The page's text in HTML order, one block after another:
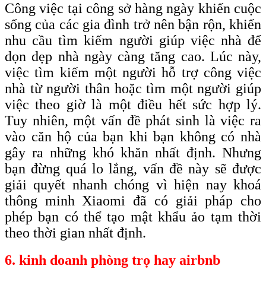
Công việc tại công sở hàng ngày khiến cuộc
sống của các gia đình trở nên bận rộn, khiến
nhu cầu tìm kiếm người giúp việc nhà để
dọn dẹp nhà ngày càng tăng cao. Lúc này,
việc tìm kiếm một người hỗ trợ công việc
nhà từ người thân hoặc tìm một người giúp
việc theo giờ là một điều hết sức hợp lý.
Tuy nhiên, một vấn đề phát sinh là việc ra
vào căn hộ của bạn khi bạn không có nhà
gây ra những khó khăn nhất định. Nhưng
bạn đừng quá lo lắng, vấn đề này sẽ được
giải quyết nhanh chóng vì hiện nay khoá
thông minh Xiaomi đã có giải pháp cho
phép bạn có thể tạo mật khẩu ảo tạm thời
theo thời gian nhất định.
6. kinh doanh phòng trọ hay airbnb